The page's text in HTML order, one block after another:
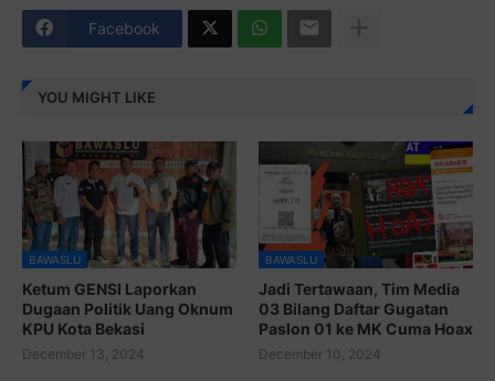
Facebook
YOU MIGHT LIKE
BAWASLU
Ketum GENSI Laporkan
Dugaan Politik Uang Oknum
KPU Kota Bekasi
December 13, 2024
BAWASLU
Jadi Tertawaan, Tim Media
03 Bilang Daftar Gugatan
Paslon 01 ke MK Cuma Hoax
December 10, 2024